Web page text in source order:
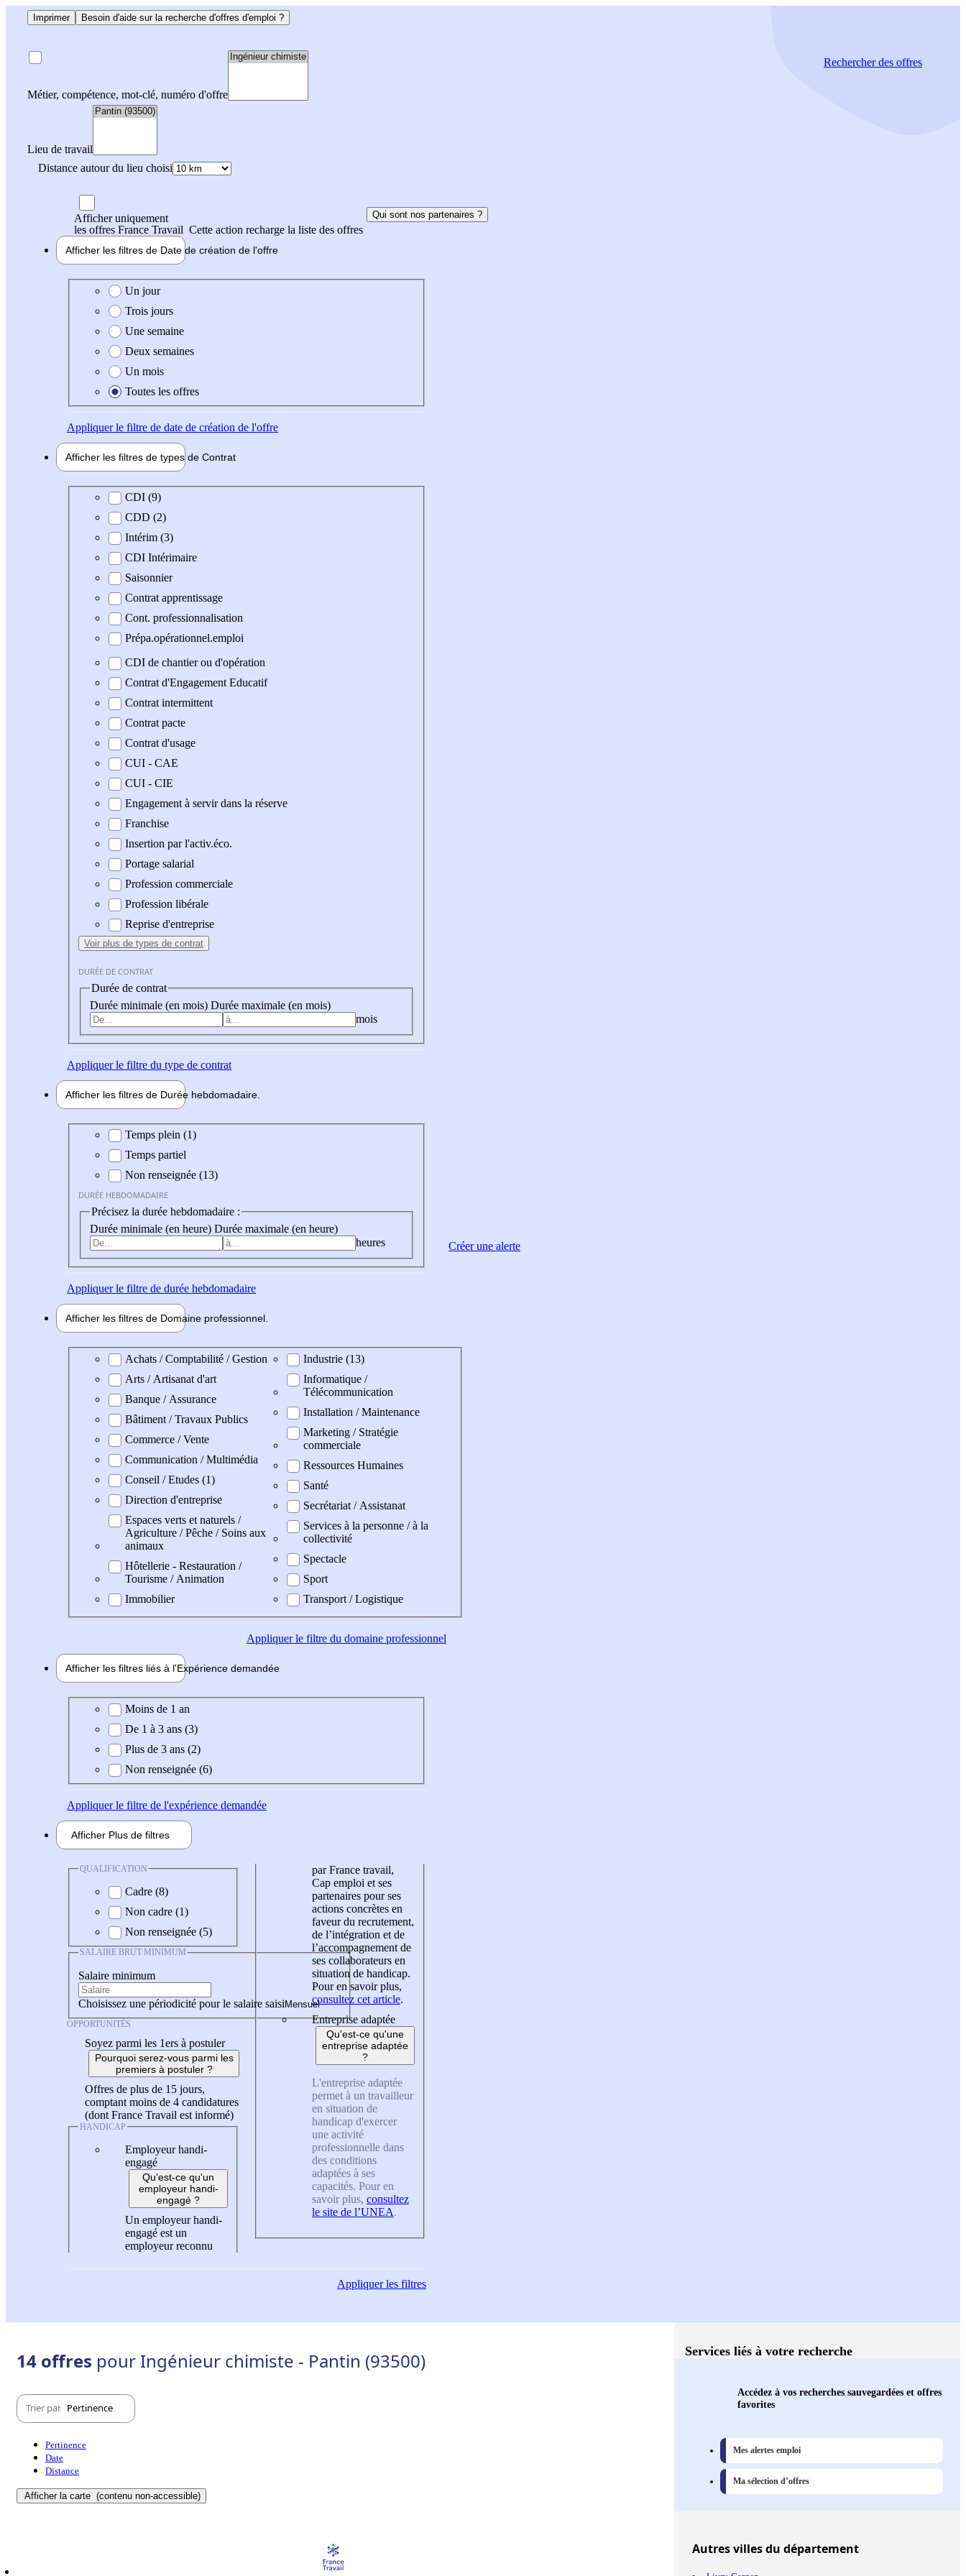
Imprimer Besoin d'aide sur la recherche d'offres d'emploi ?
Métier, compétence, mot-clé, numéro d'offre
Lieu de travail
Distance autour du lieu choisi
Rechercherdes offres
Afficher uniquement
les offres France Travail Cette action recharge la liste des offres
Qui sont nos partenaires ?
Afficher les filtres de Date de création de l'offre
Date de création de l'offre
Un jour
Trois jours
Une semaine
Deux semaines
Un mois
Toutes les offres
Appliquerle filtre de date de création de l'offre
Afficher les filtres de types de Contrat
Type de contrat
CDI (9)
CDD (2)
Intérim (3)
CDI Intérimaire
Saisonnier
Contrat apprentissage
Cont. professionnalisation
Prépa.opérationnel.emploi
CDI de chantier ou d'opération
Contrat d'Engagement Educatif
Contrat intermittent
Contrat pacte
Contrat d'usage
CUI - CAE
CUI - CIE
Engagement à servir dans la réserve
Franchise
Insertion par l'activ.éco.
Portage salarial
Profession commerciale
Profession libérale
Reprise d'entreprise
Voir plus de types de contrat
DURÉE DE CONTRAT
Durée de contrat
Durée minimale (en mois) Durée maximale (en mois)
mois
Appliquerle filtre du type de contrat
Afficher les filtres de Durée hebdomadaire
Durée hebdomadaire
Temps plein (1)
Temps partiel
Non renseignée (13)
DURÉE HEBDOMADAIRE
Précisez la durée hebdomadaire :
Durée minimale (en heure) Durée maximale (en heure)
heures
Appliquerle filtre de durée hebdomadaire
Afficher les filtres de Domaine professionnel
Domaine professionel
Achats / Comptabilité / Gestion
Arts / Artisanat d'art
Banque / Assurance
Bâtiment / Travaux Publics
Commerce / Vente
Communication / Multimédia
Conseil / Etudes (1)
Direction d'entreprise
Espaces verts et naturels /
Agriculture / Pêche / Soins aux
animaux
Hôtellerie - Restauration /
Tourisme / Animation
Immobilier
Industrie (13)
Informatique /
Télécommunication
Installation / Maintenance
Marketing / Stratégie
commerciale
Ressources Humaines
Santé
Secrétariat / Assistanat
Services à la personne / à la
collectivité
Spectacle
Sport
Transport / Logistique
Appliquerle filtre du domaine professionnel
Afficher les filtres liés à l'Expérience demandée
Expérience demandée
Moins de 1 an
De 1 à 3 ans (3)
Plus de 3 ans (2)
Non renseignée (6)
Appliquerle filtre de l'expérience demandée
Afficher Plus de filtres
QUALIFICATION
Cadre (8)
Non cadre (1)
Non renseignée (5)
SALAIRE BRUT MINIMUM
Salaire minimum
Choisissez une périodicité pour le salaire saisi
OPPORTUNITÉS
Soyez parmi les 1ers à postuler
Pourquoi serez-vous parmi les
premiers à postuler ?
Offres de plus de 15 jours,
comptant moins de 4 candidatures
(dont France Travail est informé)
HANDICAP
Employeur handi-
engagé
Qu'est-ce qu'un
employeur handi-
engagé ?
Un employeur handi-
engagé est un
employeur reconnu
par France travail,
Cap emploi et ses
partenaires pour ses
actions concrètes en
faveur du recrutement,
de l’intégration et de
l’accompagnement de
ses collaborateurs en
situation de handicap.
Pour en savoir plus,
consultez cet article.
Entreprise adaptée
Qu'est-ce qu'une
entreprise adaptée
?
L'entreprise adaptée
permet à un travailleur
en situation de
handicap d'exercer
une activité
professionnelle dans
des conditions
adaptées à ses
capacités. Pour en
savoir plus, consultez
le site de l’UNEA.
Appliquerles filtres
Créer une alerte
14 offres pour Ingénieur chimiste - Pantin (93500)
Trier par Pertinence
Pertinence
Date
Distance
Afficher la carte (contenu non-accessible)
Services liés à votre recherche
Accédez à vos recherches sauvegardées et offres
favorites
Mes alertes emploi
Ma sélection d’offres
Autresvillesdu département